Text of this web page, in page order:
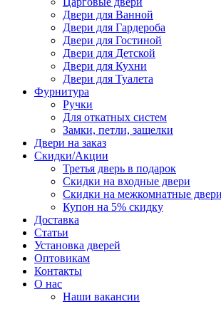
Двери для Ванной
Двери для Гардероба
Двери для Гостиной
Двери для Детской
Двери для Кухни
Двери для Туалета
Фурнитура
Ручки
Для откатных систем
Замки, петли, защелки
Двери на заказ
Скидки/Акции
Третья дверь в подарок
Скидки на входные двери
Скидки на межкомнатные двери
Купон на 5% скидку
Доставка
Статьи
Установка дверей
Оптовикам
Контакты
О нас
Наши вакансии